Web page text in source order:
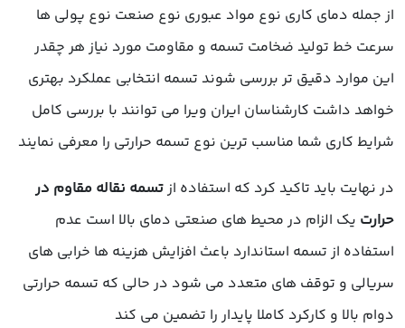
از جمله دمای کاری نوع مواد عبوری نوع صنعت نوع پولی ها
سرعت خط تولید ضخامت تسمه و مقاومت مورد نیاز هر چقدر
این موارد دقیق تر بررسی شوند تسمه انتخابی عملکرد بهتری
خواهد داشت کارشناسان ایران ویرا می توانند با بررسی کامل
شرایط کاری شما مناسب ترین نوع تسمه حرارتی را معرفی نمایند
در نهایت باید تاکید کرد که استفاده ازتسمه نقاله مقاوم در
حرارت یک الزام در محیط های صنعتی دمای بالا است عدم
استفاده از تسمه استاندارد باعث افزایش هزینه ها خرابی های
سریالی و توقف های متعدد می شود در حالی که تسمه حرارتی
دوام بالا و کارکرد کاملا پایدار را تضمین می کند